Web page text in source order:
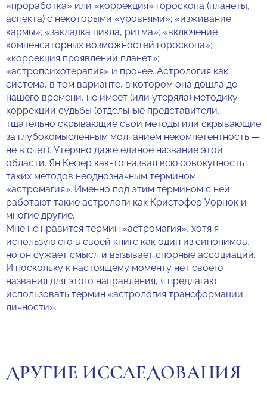
«проработка» или «коррекция» гороскопа (планеты,
аспекта) с некоторыми «уровнями»; «изживание
кармы»; «закладка цикла, ритма»; «включение
компенсаторных возможностей гороскопа»;
«коррекция проявлений планет»;
«астропсихотерапия» и прочее. Астрология как
система, в том варианте, в котором она дошла до
нашего времени, не имеет (или утеряла) методику
коррекции судьбы (отдельные представители,
тщательно скрывающие свои методы или скрывающие
за глубокомысленным молчанием некомпетентность —
не в счет). Утеряно даже единое название этой
области. Ян Кефер как-то назвал всю совокупность
таких методов неоднозначным термином
«астромагия». Именно под этим термином с ней
работают такие астрологи как Кристофер Уорнок и
многие другие.
Мне не нравится термин «астромагия», хотя я
использую его в своей книге как один из синонимов,
но он сужает смысл и вызывает спорные ассоциации.
И поскольку к настоящему моменту нет своего
названия для этого направления, я предлагаю
использовать термин «астрология трансформации
личности».
ДРУГИЕ ИССЛЕДОВАНИЯ